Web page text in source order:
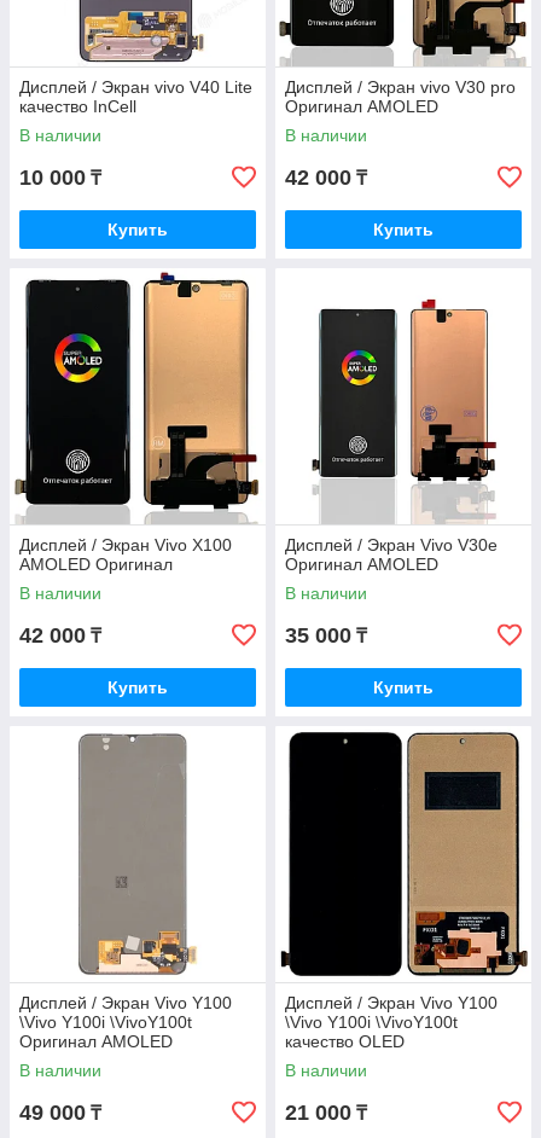
Дисплей / Экран vivo V40 Lite
качество InCell
В наличии
10 000 ₸
Купить
Дисплей / Экран vivo V30 pro
Оригинал AMOLED
В наличии
42 000 ₸
Купить
Дисплей / Экран Vivo X100
AMOLED Оригинал
В наличии
42 000 ₸
Купить
Дисплей / Экран Vivo V30e
Оригинал AMOLED
В наличии
35 000 ₸
Купить
Дисплей / Экран Vivo Y100
\Vivo Y100i \VivoY100t
Оригинал AMOLED
В наличии
49 000 ₸
Дисплей / Экран Vivo Y100
\Vivo Y100i \VivoY100t
качество OLED
В наличии
21 000 ₸